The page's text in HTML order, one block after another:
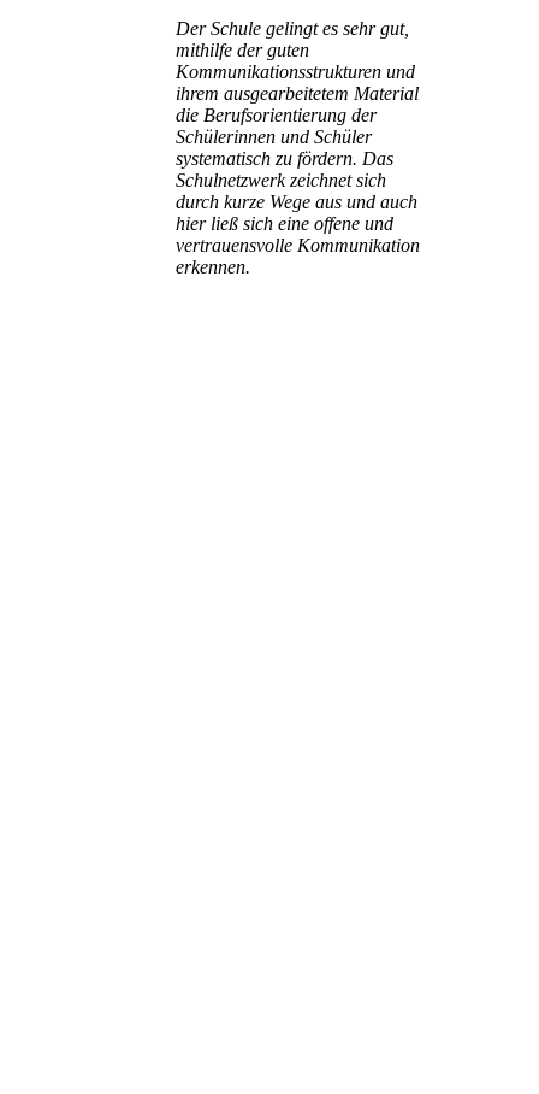
Der Schule gelingt es sehr gut,
mithilfe der guten
Kommunikationsstrukturen und
ihrem ausgearbeitetem Material
die Berufsorientierung der
Schülerinnen und Schüler
systematisch zu fördern. Das
Schulnetzwerk zeichnet sich
durch kurze Wege aus und auch
hier ließ sich eine offene und
vertrauensvolle Kommunikation
erkennen.